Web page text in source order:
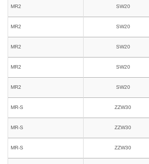
MR2 SW20
MR2 SW20
MR2 SW20
MR2 SW20
MR2 SW20
MR-S ZZW30
MR-S ZZW30
MR-S ZZW30